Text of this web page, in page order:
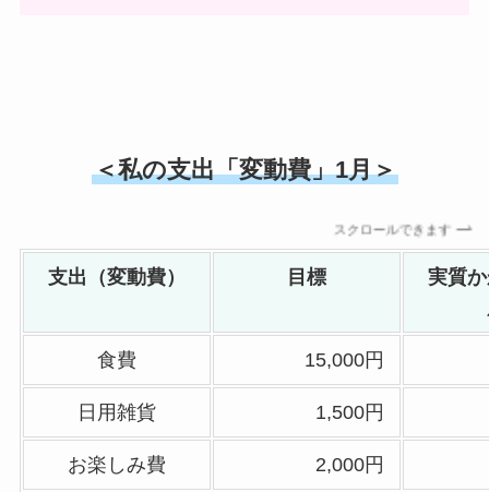
＜私の支出「変動費」1月＞
スクロールできます
支出（変動費） 目標
実質
食費 15,000円
日用雑貨 1,500円
お楽しみ費 2,000円